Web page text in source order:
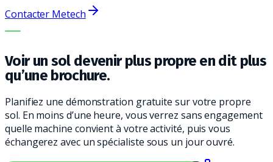
Contacter Metech
LA BONNE MACHINE. LE MEILLEUR SERVICE.
Voir un sol devenir plus propre en dit plus
qu’une brochure.
Planifiez une démonstration gratuite sur votre propre
sol. En moins d’une heure, vous verrez sans engagement
quelle machine convient à votre activité, puis vous
échangerez avec un spécialiste sous un jour ouvré.